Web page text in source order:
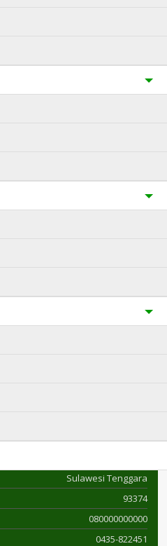
DATA SEKOLAH
Sulawesi Tenggara
93374
080000000000
0435-822451